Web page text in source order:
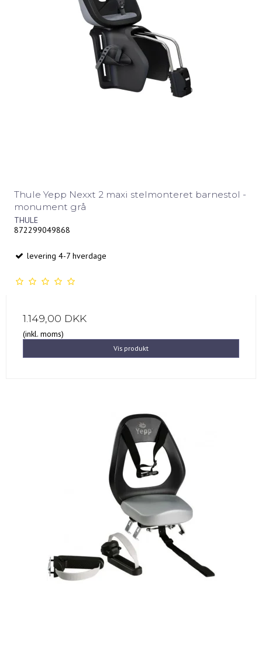
Thule Yepp Nexxt 2 maxi stelmonteret barnestol -
monument grå
THULE
872299049868
levering 4-7 hverdage
1.149,00 DKK
(inkl. moms)
Vis produkt